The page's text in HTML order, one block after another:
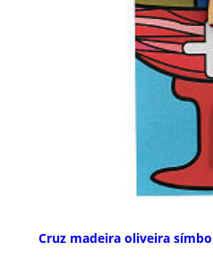
Cruz madeira oliveira